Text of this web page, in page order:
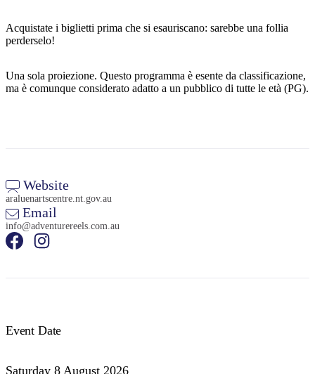
Acquistate i biglietti prima che si esauriscano: sarebbe una follia
perderselo!
Una sola proiezione. Questo programma è esente da classificazione,
ma è comunque considerato adatto a un pubblico di tutte le età (PG).
Website
araluenartscentre.nt.gov.au
Email
info@adventurereels.com.au
Event Date
Saturday 8 August 2026